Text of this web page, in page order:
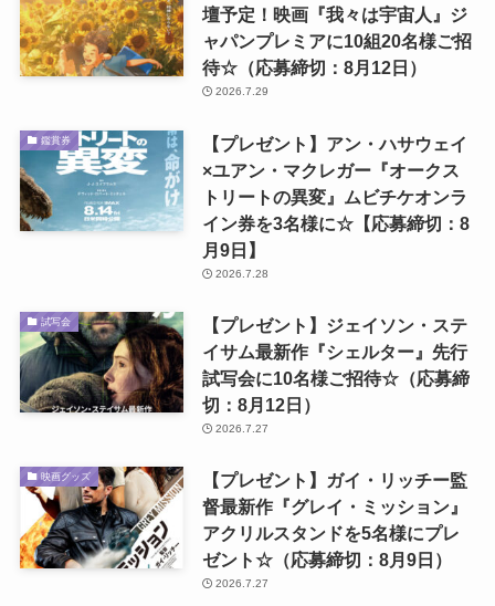
壇予定！映画『我々は宇宙人』ジ
ャパンプレミアに10組20名様ご招
待☆（応募締切：8月12日）
2026.7.29
鑑賞券
【プレゼント】アン・ハサウェイ
×ユアン・マクレガー『オークス
トリートの異変』ムビチケオンラ
イン券を3名様に☆【応募締切：8
月9日】
2026.7.28
試写会
【プレゼント】ジェイソン・ステ
イサム最新作『シェルター』先行
試写会に10名様ご招待☆（応募締
切：8月12日）
2026.7.27
映画グッズ
【プレゼント】ガイ・リッチー監
督最新作『グレイ・ミッション』
アクリルスタンドを5名様にプレ
ゼント☆（応募締切：8月9日）
2026.7.27